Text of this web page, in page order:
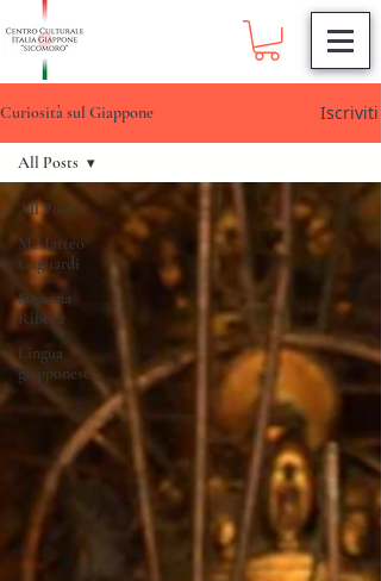
Curiosità sul Giappone Iscriviti
All Posts
M.Matteo
Gagliardi
Susanna
Ribeca
Lingua
giapponese
All Posts